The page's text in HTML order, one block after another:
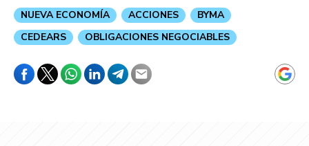
NUEVA ECONOMÍA ACCIONES
BYMA
CEDEARS
OBLIGACIONES NEGOCIABLES